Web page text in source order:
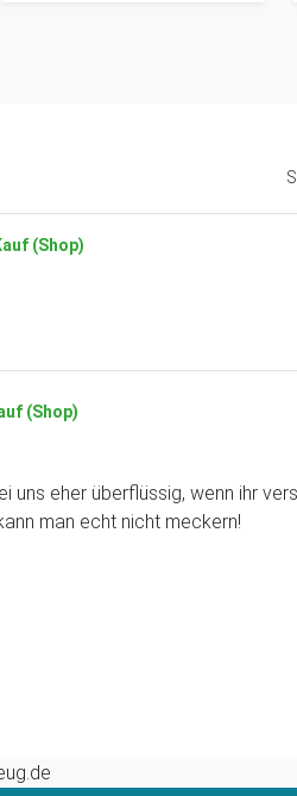
(Shop)
(Shop)
uns eher überflüssig, wenn ihr
man echt nicht meckern!